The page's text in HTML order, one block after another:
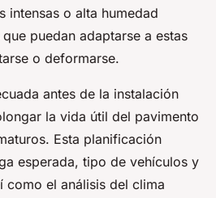
intensas o alta humedad
puedan adaptarse a estas
o deformarse.
antes de la instalación
la vida útil del pavimento
Esta planificación
esperada, tipo de vehículos y
como el análisis del clima